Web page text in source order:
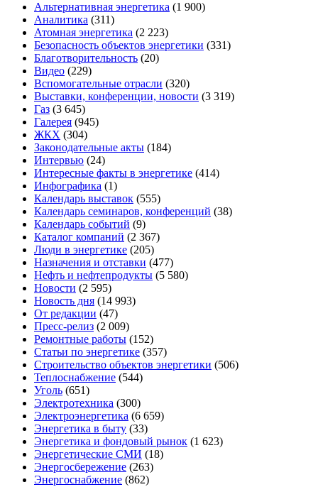
Альтернативная энергетика (1 900)
Аналитика (311)
Атомная энергетика (2 223)
Безопасность объектов энергетики (331)
Благотворительность (20)
Видео (229)
Вспомогательные отрасли (320)
Выставки, конференции, новости (3 319)
Газ (3 645)
Галерея (945)
ЖКХ (304)
Законодательные акты (184)
Интервью (24)
Интересные факты в энергетике (414)
Инфографика (1)
Календарь выставок (555)
Календарь семинаров, конференций (38)
Календарь событий (9)
Каталог компаний (2 367)
Люди в энергетике (205)
Назначения и отставки (477)
Нефть и нефтепродукты (5 580)
Новости (2 595)
Новость дня (14 993)
От редакции (47)
Пресс-релиз (2 009)
Ремонтные работы (152)
Статьи по энергетике (357)
Строительство объектов энергетики (506)
Теплоснабжение (544)
Уголь (651)
Электротехника (300)
Электроэнергетика (6 659)
Энергетика в быту (33)
Энергетика и фондовый рынок (1 623)
Энергетические СМИ (18)
Энергосбережение (263)
Энергоснабжение (862)